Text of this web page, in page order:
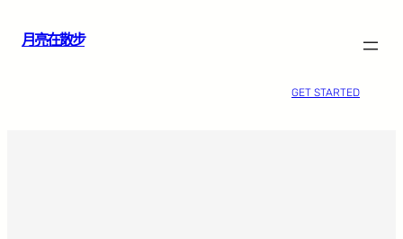
月亮在散步
GET STARTED